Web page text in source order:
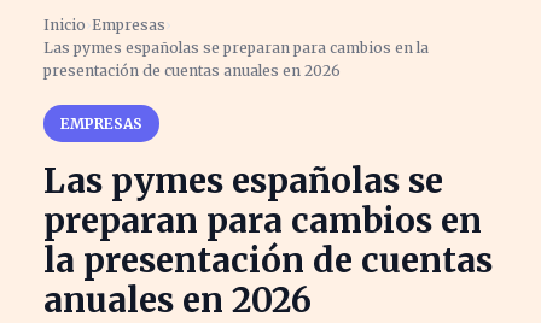
Inicio ›Empresas ›
Las pymes españolas se preparan para cambios en la
presentación de cuentas anuales en 2026
EMPRESAS
Las pymes españolas se
preparan para cambios en
la presentación de cuentas
anuales en 2026